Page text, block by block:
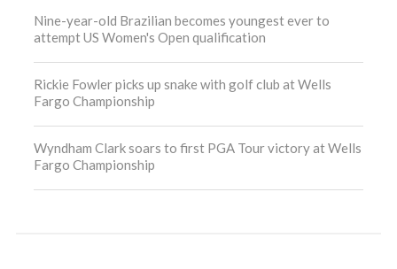
Nine-year-old Brazilian becomes youngest ever to
attempt US Women's Open qualification
Rickie Fowler picks up snake with golf club at Wells
Fargo Championship
Wyndham Clark soars to first PGA Tour victory at Wells
Fargo Championship